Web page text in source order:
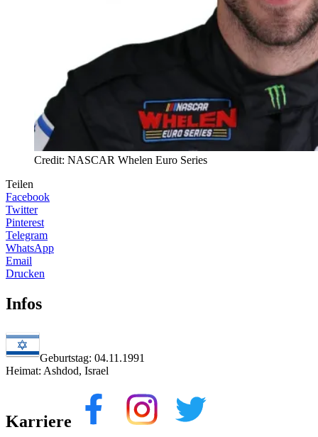
Credit: NASCAR Whelen Euro Series
Teilen
Facebook
Twitter
Pinterest
Telegram
WhatsApp
Email
Drucken
Infos
Geburtstag: 04.11.1991
Heimat: Ashdod, Israel
Karriere